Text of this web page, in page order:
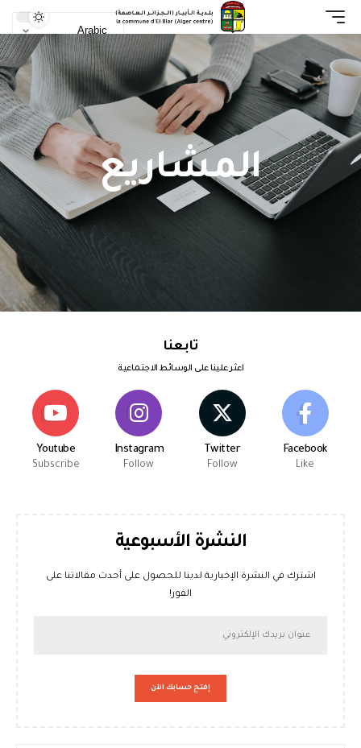
المشاريع
تابعنا
اعثر علينا على الوسائط الاجتماعية
Facebook
Like
Twitter
Follow
Instagram
Follow
Youtube
Subscribe
النشرة الأسبوعية
اشترك في النشرة الإخبارية لدينا للحصول على أحدث مقالاتنا على
الفور!